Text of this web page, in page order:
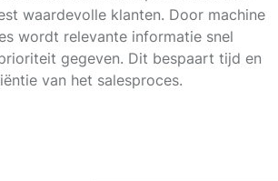
waardevolle klanten. Door machine
wordt relevante informatie snel
gegeven. Dit bespaart tijd en
van het salesproces.